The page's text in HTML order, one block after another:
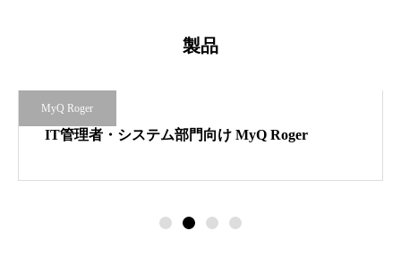
製品
MyQ Roger
IT管理者・システム部門向け MyQ Roger